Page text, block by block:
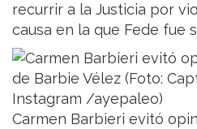
recurrir a la Justicia por
causa en la que Fede fue
Carmen Barbieri evitó